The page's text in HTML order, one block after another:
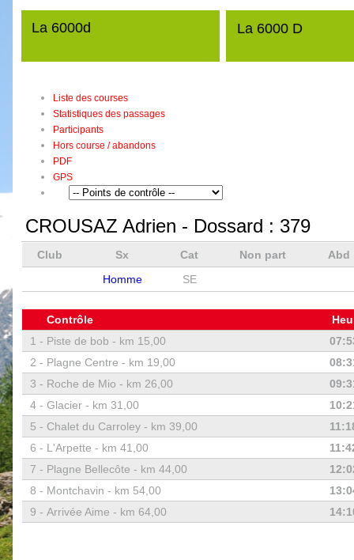
La 6000d La 6000 D
Liste des courses
Statistiques des passages
Participants
Hors course / abandons
PDF
GPS
CROUSAZ Adrien - Dossard : 379
Club Sx Cat Non part
Abd
Homme
SE
Contrôle
1 - Piste de bob - km 15,00
2 - Plagne Centre - km 19,00
3 - Roche de Mio - km 26,00
4 - Glacier - km 31,00
5 - Chalet du Carroley - km 39,00
6 - L'Arpette - km 41,00
7 - Plagne Bellecôte - km 44,00
8 - Montchavin - km 54,00
9 - Arrivée Aime - km 64,00